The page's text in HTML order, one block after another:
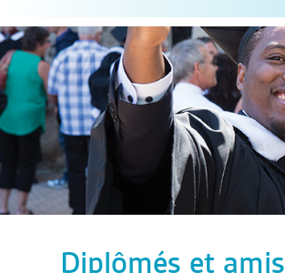
Diplômés et amis